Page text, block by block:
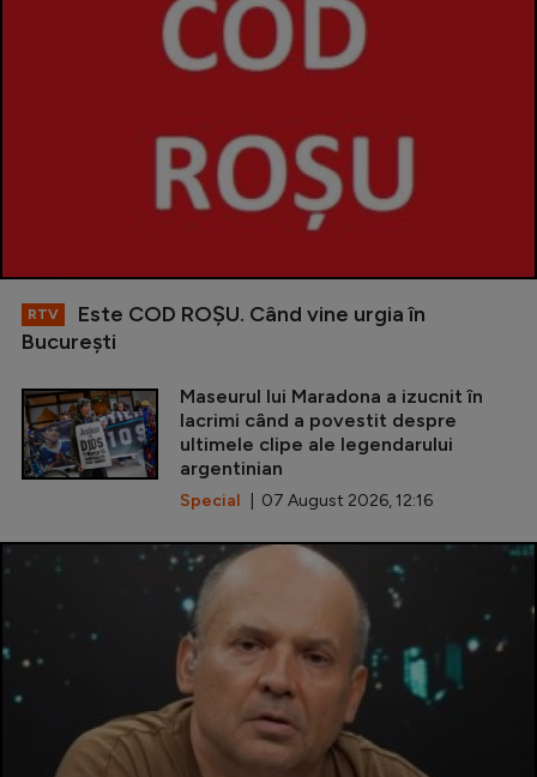
RTV
Este COD ROŞU. Când vine urgia în
Bucureşti
Maseurul lui Maradona a izucnit în
lacrimi când a povestit despre
ultimele clipe ale legendarului
argentinian
Special | 07 August 2026, 12:16